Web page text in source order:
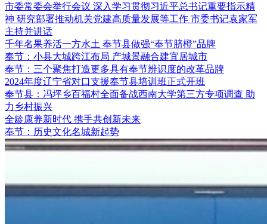
市委常委会举行会议 深入学习贯彻习近平总书记重要指示精
神 研究部署推动机关党建高质量发展等工作 市委书记袁家军
主持并讲话
千年名果养活一方水土 奉节县做强“奉节脐橙”品牌
奉节：小县大城跨江布局 产城景融合建宜居城市
奉节：三个聚焦打造更多具有奉节辨识度的改革品牌
2024年度辽宁省对口支援奉节县培训班正式开班
奉节县：冯坪乡百福村全面备战西南大学第三方专项调查 助
力乡村振兴
全龄康养新时代 携手共创新未来
奉节：历史文化名城新起势